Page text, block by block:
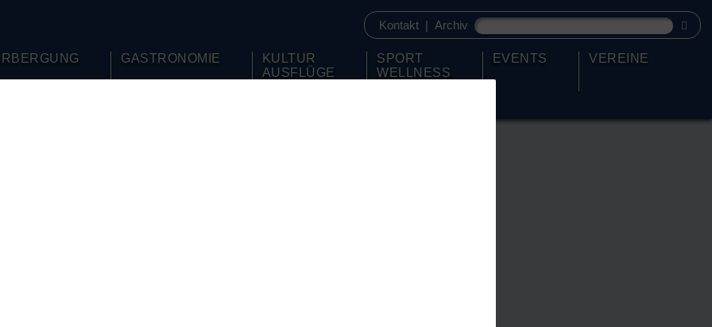
Kontakt | Archiv
GASTRONOMIE
KULTUR
AUSFLÜGE
SPORT
WELLNESS
EVENTS VEREINE